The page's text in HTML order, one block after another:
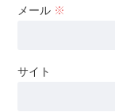
メール ※
サイト